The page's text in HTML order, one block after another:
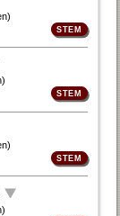
)
)
)
)